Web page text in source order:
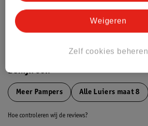
Bestel & Bezorginformatie
Bekijk ook
Meer Pampers Alle Luiers maat 8
Hoe controleren wij de reviews?
Zelf cookies beheren
Weigeren